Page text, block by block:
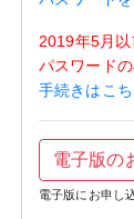
2019年5月
パスワード
手続きはこち
電子版の
電子版にお申し